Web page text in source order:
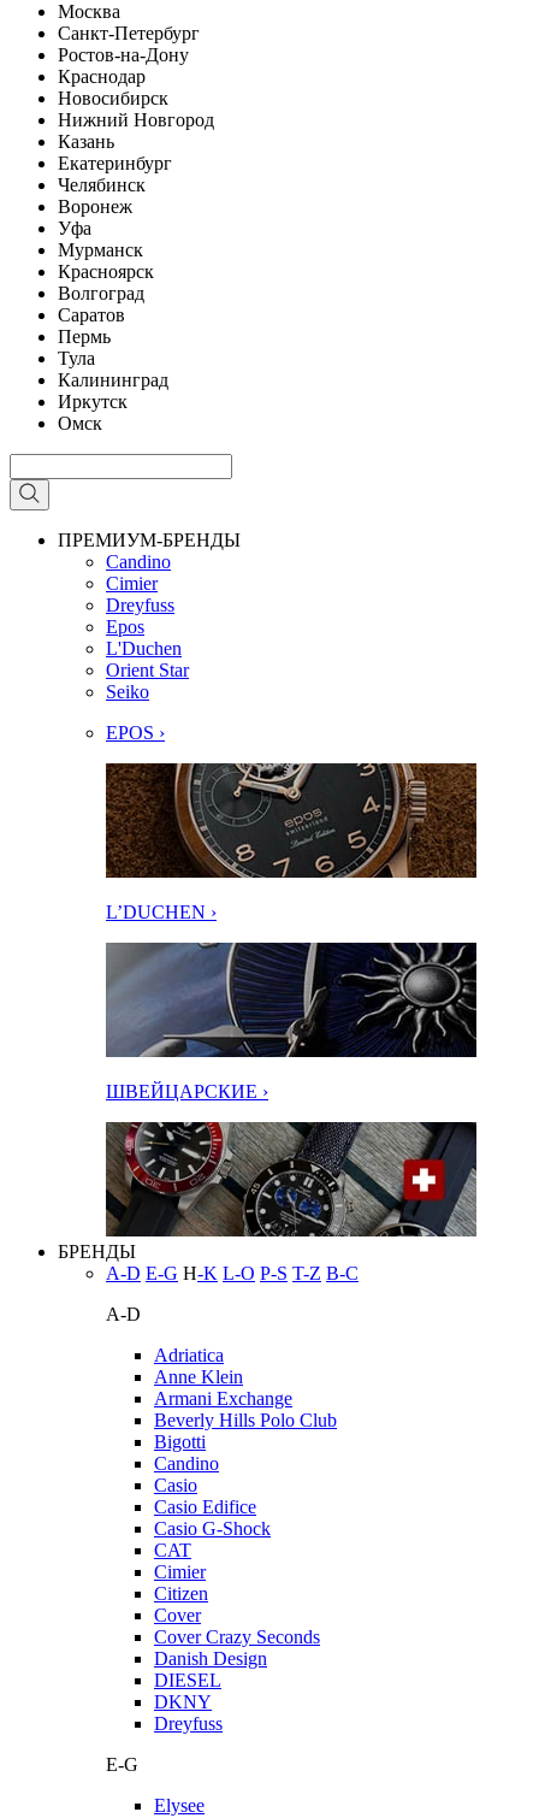
Москва
Санкт-Петербург
Ростов-на-Дону
Краснодар
Новосибирск
Нижний Новгород
Казань
Екатеринбург
Челябинск
Воронеж
Уфа
Мурманск
Красноярск
Волгоград
Саратов
Пермь
Тула
Калининград
Иркутск
Омск
ПРЕМИУМ-БРЕНДЫ
Candino
Cimier
Dreyfuss
Epos
L'Duchen
Orient Star
Seiko
EPOS ›
L’DUCHEN ›
ШВЕЙЦАРСКИЕ ›
БРЕНДЫ
A-D E-G H-K L-O P-S T-Z В-С
A-D
Adriatica
Anne Klein
Armani Exchange
Beverly Hills Polo Club
Bigotti
Candino
Casio
Casio Edifice
Casio G-Shock
CAT
Cimier
Citizen
Cover
Cover Crazy Seconds
Danish Design
DIESEL
DKNY
Dreyfuss
E-G
Elysee